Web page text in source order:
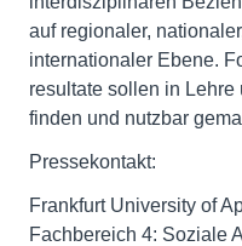
auf regionaler,
internationaler Ebene.
resultate sollen in
finden und nutzbar
Pressekontakt:
Frankfurt University of
Fachbereich 4: Soziale